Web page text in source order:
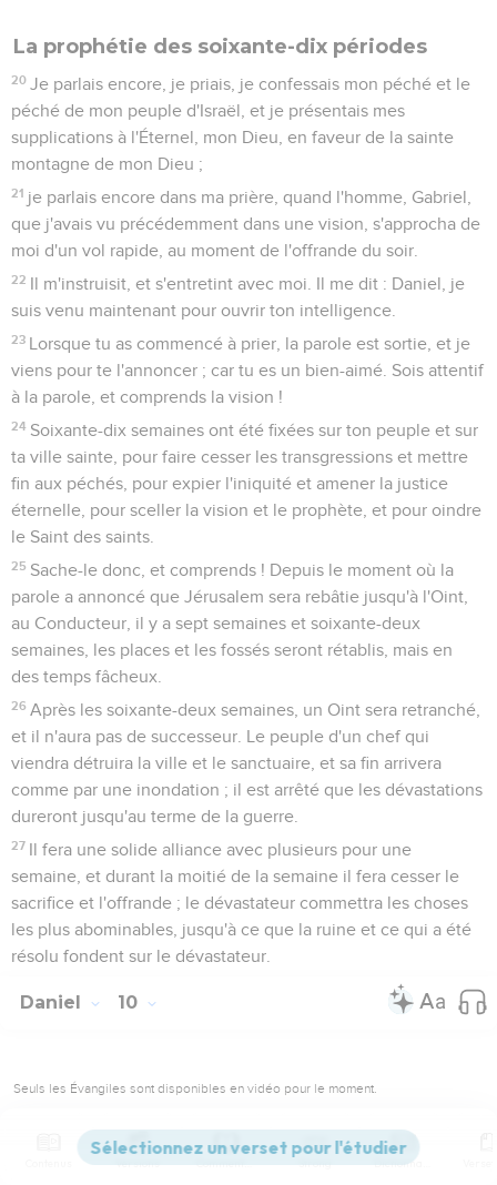
La prophétie des soixante-dix périodes
20 Je parlais encore, je priais, je confessais mon péché et le
péché de mon peuple d'Israël, et je présentais mes
supplications à l'Éternel, mon Dieu, en faveur de la sainte
montagne de mon Dieu ;
21 je parlais encore dans ma prière, quand l'homme, Gabriel,
que j'avais vu précédemment dans une vision, s'approcha de
moi d'un vol rapide, au moment de l'offrande du soir.
22 Il m'instruisit, et s'entretint avec moi. Il me dit : Daniel, je
suis venu maintenant pour ouvrir ton intelligence.
23 Lorsque tu as commencé à prier, la parole est sortie, et je
viens pour te l'annoncer ; car tu es un bien-aimé. Sois attentif
à la parole, et comprends la vision !
24 Soixante-dix semaines ont été fixées sur ton peuple et sur
ta ville sainte, pour faire cesser les transgressions et mettre
fin aux péchés, pour expier l'iniquité et amener la justice
éternelle, pour sceller la vision et le prophète, et pour oindre
le Saint des saints.
25 Sache-le donc, et comprends ! Depuis le moment où la
parole a annoncé que Jérusalem sera rebâtie jusqu'à l'Oint,
au Conducteur, il y a sept semaines et soixante-deux
semaines, les places et les fossés seront rétablis, mais en
des temps fâcheux.
26 Après les soixante-deux semaines, un Oint sera retranché,
et il n'aura pas de successeur. Le peuple d'un chef qui
viendra détruira la ville et le sanctuaire, et sa fin arrivera
comme par une inondation ; il est arrêté que les dévastations
dureront jusqu'au terme de la guerre.
27 Il fera une solide alliance avec plusieurs pour une
semaine, et durant la moitié de la semaine il fera cesser le
sacrifice et l'offrande ; le dévastateur commettra les choses
les plus abominables, jusqu'à ce que la ruine et ce qui a été
résolu fondent sur le dévastateur.
Daniel 10
Seuls les Évangiles sont disponibles en vidéo pour le moment.
Troisième vision: l'homme vêtu de lin
Versions Commentaires Strong